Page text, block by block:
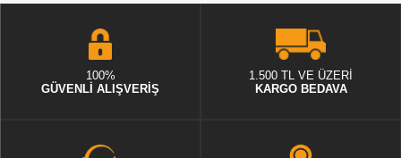
100%
GÜVENLİ ALIŞVERİŞ
1.500 TL VE ÜZERİ
KARGO BEDAVA